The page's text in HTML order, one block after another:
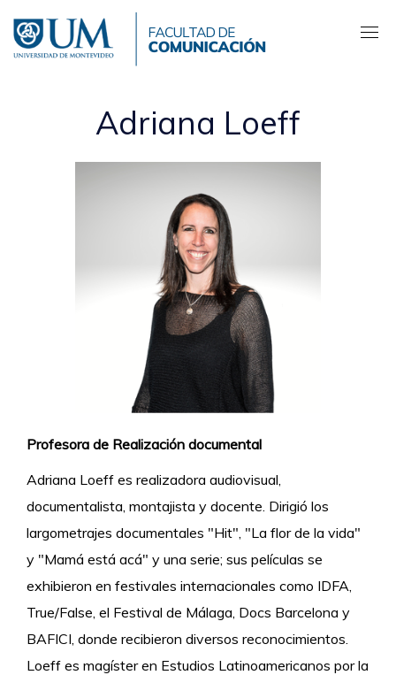
contenido
principal
Adriana Loeff
Profesora de Realización documental
Adriana Loeff es realizadora audiovisual,
documentalista, montajista y docente. Dirigió los
largometrajes documentales "Hit", "La flor de la vida"
y "Mamá está acá" y una serie; sus películas se
exhibieron en festivales internacionales como IDFA,
True/False, el Festival de Málaga, Docs Barcelona y
BAFICI, donde recibieron diversos reconocimientos.
Loeff es magíster en Estudios Latinoamericanos por la